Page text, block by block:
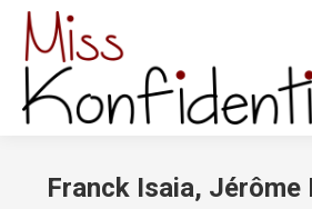
Franck Isaia, Jérôme